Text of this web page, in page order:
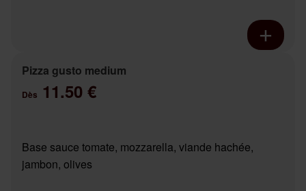
Pizza gusto medium
Dès 11.50 €
Base sauce tomate, mozzarella, viande hachée,
jambon, olives